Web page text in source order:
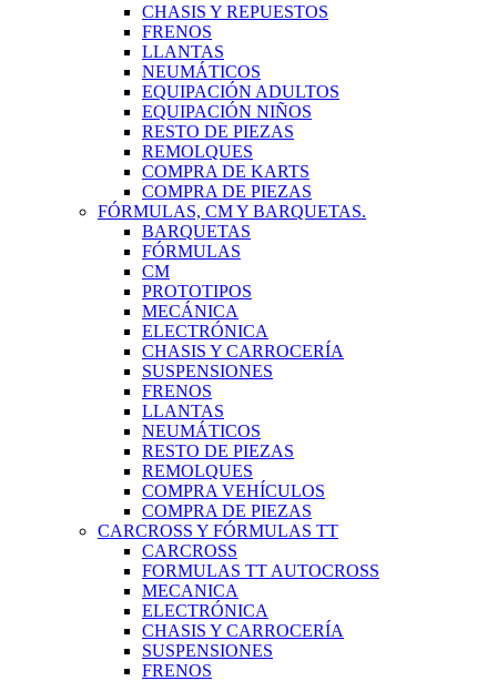
CHASIS Y REPUESTOS
FRENOS
LLANTAS
NEUMÁTICOS
EQUIPACIÓN ADULTOS
EQUIPACIÓN NIÑOS
RESTO DE PIEZAS
REMOLQUES
COMPRA DE KARTS
COMPRA DE PIEZAS
FÓRMULAS, CM Y BARQUETAS.
BARQUETAS
FÓRMULAS
CM
PROTOTIPOS
MECÁNICA
ELECTRÓNICA
CHASIS Y CARROCERÍA
SUSPENSIONES
FRENOS
LLANTAS
NEUMÁTICOS
RESTO DE PIEZAS
REMOLQUES
COMPRA VEHÍCULOS
COMPRA DE PIEZAS
CARCROSS Y FÓRMULAS TT
CARCROSS
FORMULAS TT AUTOCROSS
MECANICA
ELECTRÓNICA
CHASIS Y CARROCERÍA
SUSPENSIONES
FRENOS